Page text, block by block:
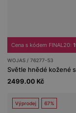
Cena s kódem FINAL20:
WOJAS / 76277-53
2499.00 Kč
Výprodej 67%